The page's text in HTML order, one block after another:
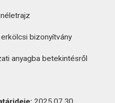
bizonyítvány
anyagba betekintésről